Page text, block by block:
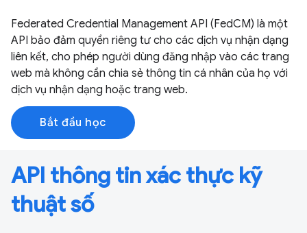
Federated Credential Management API (FedCM) là một
API bảo đảm quyền riêng tư cho các dịch vụ nhận dạng
liên kết, cho phép người dùng đăng nhập vào các trang
web mà không cần chia sẻ thông tin cá nhân của họ với
dịch vụ nhận dạng hoặc trang web.
Bắt đầu học
API thông tin xác thực kỹ
thuật số